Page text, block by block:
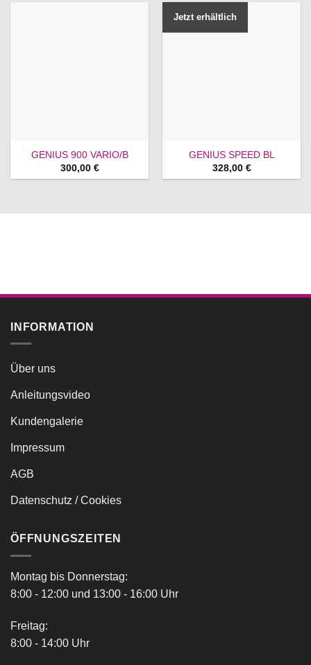
GENIUS 900 VARIO/B
300,00 €
Jetzt erhältlich
GENIUS SPEED BL
328,00 €
INFORMATION
Über uns
Anleitungsvideo
Kundengalerie
Impressum
AGB
Datenschutz / Cookies
ÖFFNUNGSZEITEN
Montag bis Donnerstag:
8:00 - 12:00 und 13:00 - 16:00 Uhr
Freitag:
8:00 - 14:00 Uhr